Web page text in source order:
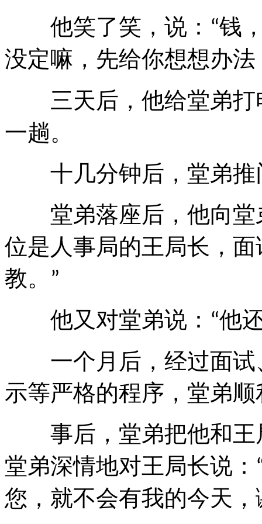
他笑了笑，说： “钱
没定嘛，先给你想想办
三天后，他给堂弟打
一趟。
十几分钟后，堂弟推
堂弟落座后，他向堂
位是人事局的王局长，
教。
”
他又对堂弟说： “他
一个月后，经过面试
示等严格的程序，堂弟
事后，堂弟把他和王
堂弟深情地对王局长说：
您，就不会有我的今天